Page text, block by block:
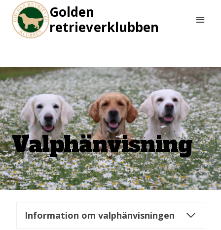
content
Golden
retrieverklubben
Valphänvisning
Information om valphänvisningen